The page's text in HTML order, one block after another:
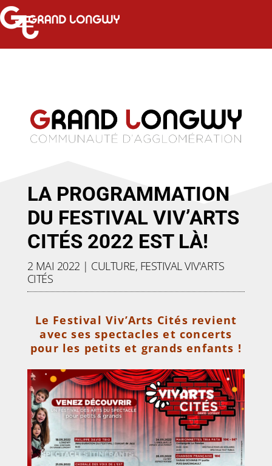
LA PROGRAMMATION
DU FESTIVAL VIV’ARTS
CITÉS 2022 EST LÀ!
2 MAI 2022 | CULTURE, FESTIVAL VIV'ARTS
CITÉS
Le Festival Viv’Arts Cités revient
avec ses spectacles et concerts
pour les petits et grands enfants !